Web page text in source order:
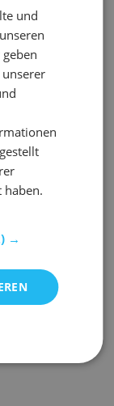
und
über die
und
haben.
→